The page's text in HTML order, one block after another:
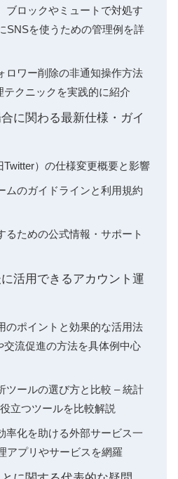
ブロックやミュートで対処す
SNSを使うための管理例を詳
ロワー削除の非通知操作方法
テクニックを実践的に紹介
に関わる最新仕様・ガイ
Twitter）の仕様変更概要と影響
ムのガイドラインと利用規約
るための公式情報・サポート
活用できるアカウント運
のポイントと効果的な活用法
交流促進の方法を具体例中心
ツールの選び方と比較 – 統計
立つツールを比較解説
率化を助ける外部サービス一
アプリやサービスを網羅